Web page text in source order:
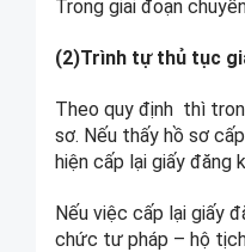
Trong giai đoạn
(2)Trình tự thủ tục
Theo quy định thì
sơ. Nếu thấy hồ sơ
hiện cấp lại giấy đăng
Nếu việc cấp lại giấy
chức tư pháp – hộ tịch